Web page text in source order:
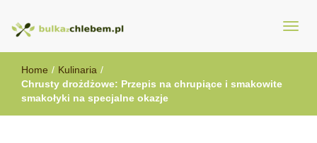
BulkazChlebem.pl
Home / Kulinaria /
Chrusty drożdżowe: Przepis na chrupiące i smakowite
smakołyki na specjalne okazje